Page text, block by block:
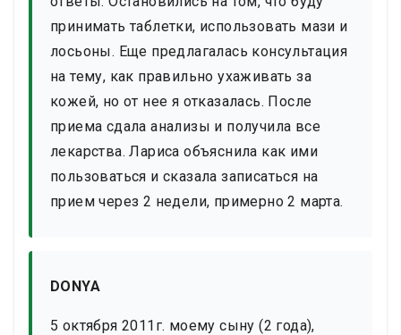
принимать таблетки, использовать мази и
лосьоны. Еще предлагалась консультация
на тему, как правильно ухаживать за
кожей, но от нее я отказалась. После
приема сдала анализы и получила все
лекарства. Лариса объяснила как ими
пользоваться и сказала записаться на
прием через 2 недели, примерно 2 марта.
DONYA
5 октября 2011г. моему сыну (2 года),